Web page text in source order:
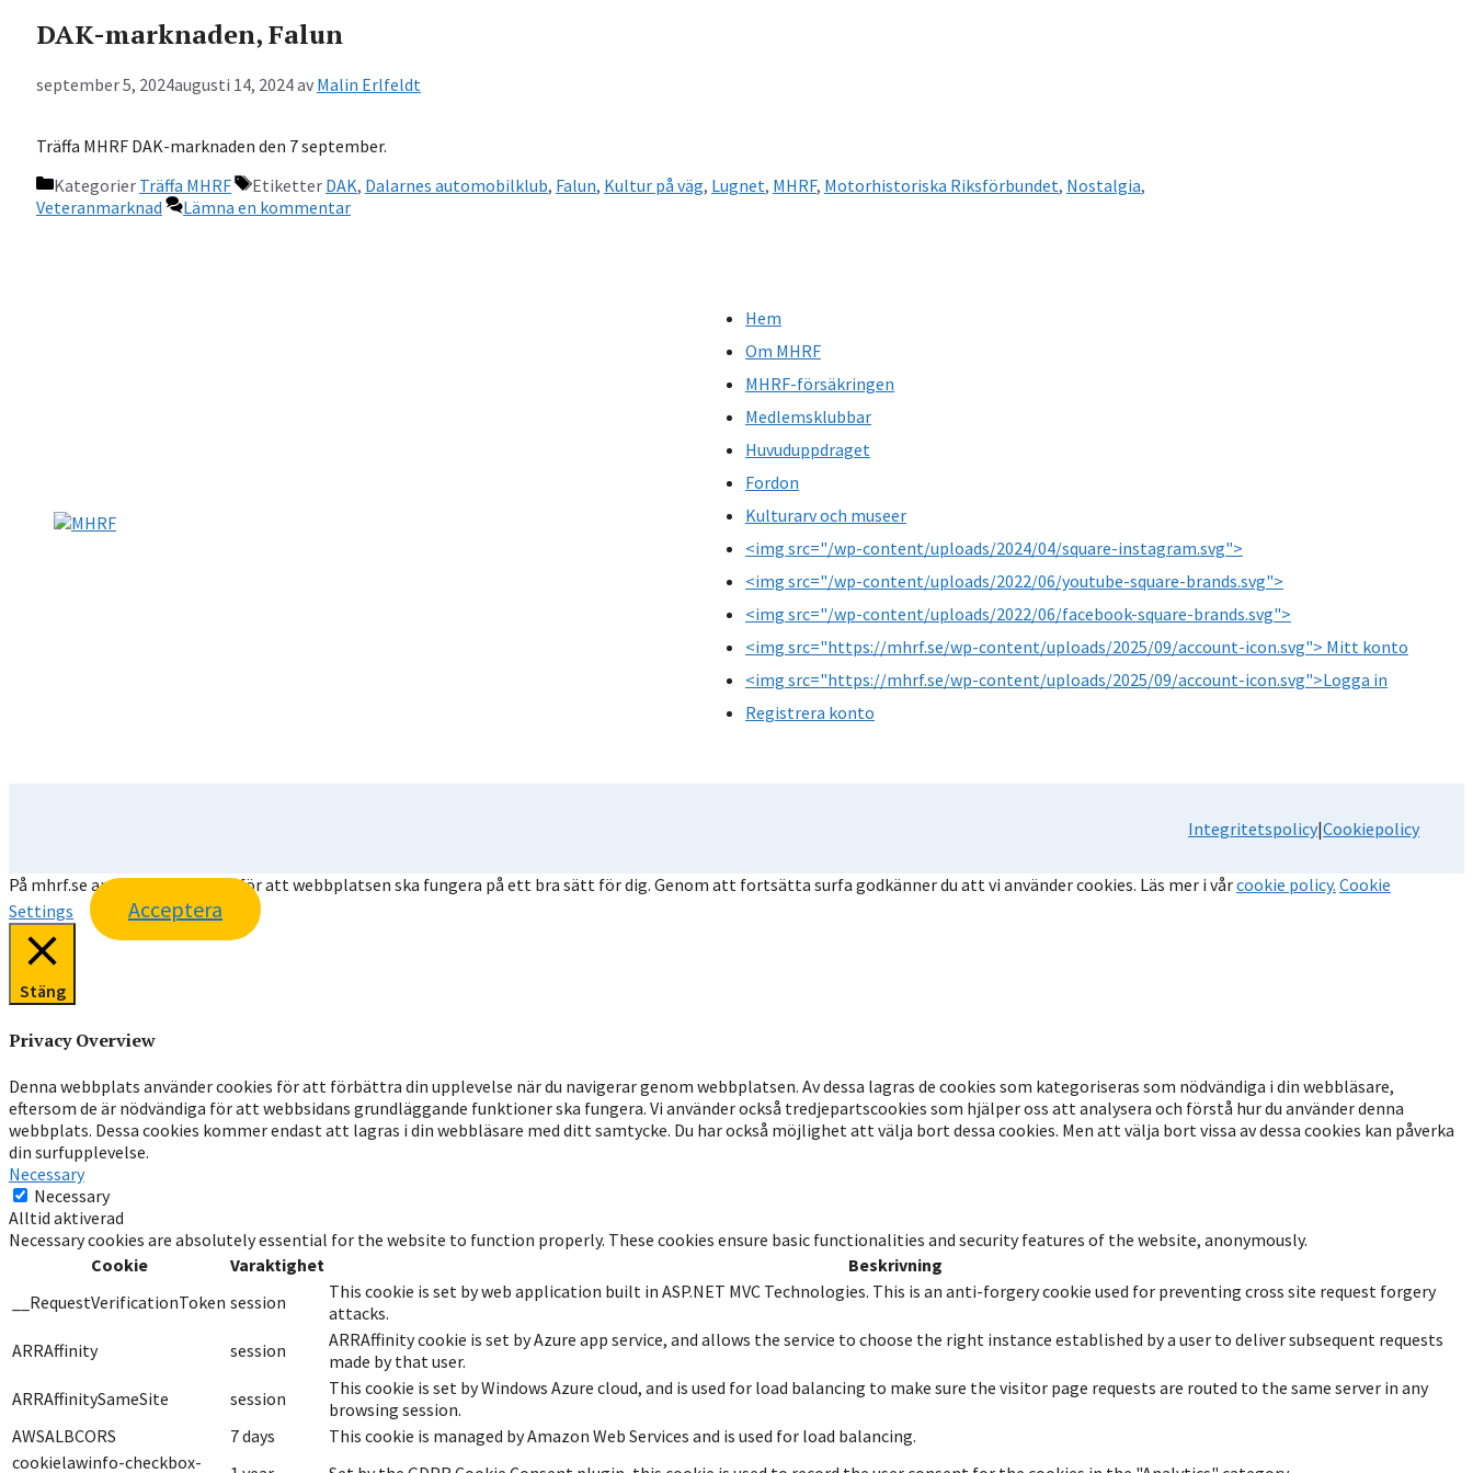
DAK-marknaden, Falun
september 5, 2024augusti 14, 2024av Malin Erlfeldt
Träffa MHRF DAK-marknaden den 7 september.
Kategorier Träffa MHRF Etiketter DAK, Dalarnes automobilklub, Falun, Kultur på väg, Lugnet, MHRF, Motorhistoriska Riksförbundet, Nostalgia,
Veteranmarknad
Lämna en kommentar
Hem
Om MHRF
MHRF-försäkringen
Medlemsklubbar
Huvuduppdraget
Fordon
Kulturarv och museer
<img src="/wp-content/uploads/2024/04/square-instagram.svg">
<img src="/wp-content/uploads/2022/06/youtube-square-brands.svg">
<img src="/wp-content/uploads/2022/06/facebook-square-brands.svg">
<img src="https://mhrf.se/wp-content/uploads/2025/09/account-icon.svg"> Mitt konto
<img src="https://mhrf.se/wp-content/uploads/2025/09/account-icon.svg">Logga in
Registrera konto
Integritetspolicy|Cookiepolicy
På mhrf.se använder vi cookies för att webbplatsen ska fungera på ett bra sätt för dig. Genom att fortsätta surfa godkänner du att vi använder cookies. Läs mer i vårcookie policy. Cookie
Settings
Acceptera
Stäng
Privacy Overview
Denna webbplats använder cookies för att förbättra din upplevelse när du navigerar genom webbplatsen. Av dessa lagras de cookies som kategoriseras som nödvändiga i din webbläsare,
eftersom de är nödvändiga för att webbsidans grundläggande funktioner ska fungera. Vi använder också tredjepartscookies som hjälper oss att analysera och förstå hur du använder denna
webbplats. Dessa cookies kommer endast att lagras i din webbläsare med ditt samtycke. Du har också möjlighet att välja bort dessa cookies. Men att välja bort vissa av dessa cookies kan påverka
din surfupplevelse.
Necessary
Necessary
Alltid aktiverad
Necessary cookies are absolutely essential for the website to function properly. These cookies ensure basic functionalities and security features of the website, anonymously.
Cookie
Varaktighet
Beskrivning
__RequestVerificationToken session
This cookie is set by web application built in ASP.NET MVC Technologies. This is an anti-forgery cookie used for preventing cross site request forgery
attacks.
ARRAffinity
session
ARRAffinity cookie is set by Azure app service, and allows the service to choose the right instance established by a user to deliver subsequent requests
made by that user.
ARRAffinitySameSite
session
This cookie is set by Windows Azure cloud, and is used for load balancing to make sure the visitor page requests are routed to the same server in any
browsing session.
AWSALBCORS
7 days
This cookie is managed by Amazon Web Services and is used for load balancing.
cookielawinfo-checkbox-